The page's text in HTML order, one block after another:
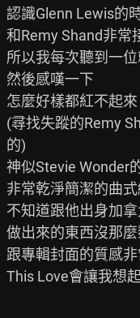
認識Glenn Lewis的
和Remy Shand非常
所以我每次聽到一
然後感嘆一下
怎麼好樣都紅不起來
(尋找失蹤的Remy
的)
神似Stevie Wonder
非常乾淨簡潔的曲
不知道跟他出身加
做出來的東西沒那麼
跟專輯封面的質感
This Love會讓我想